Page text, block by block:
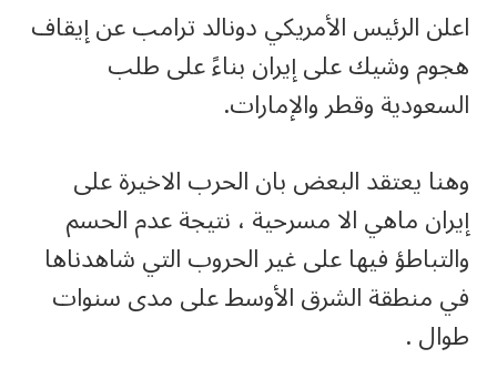
اعلن الرئيس الأمريكي دونالد ترامب عن إيقاف
هجوم وشيك على إيران بناءً على طلب
السعودية وقطر والإمارات.
وهنا يعتقد البعض بان الحرب الاخيرة على
إيران ماهي الا مسرحية ، نتيجة عدم الحسم
والتباطؤ فيها على غير الحروب التي شاهدناها
في منطقة الشرق الأوسط على مدى سنوات
طوال .